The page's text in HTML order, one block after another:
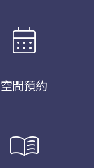
calendar_month
空間預約
menu_book